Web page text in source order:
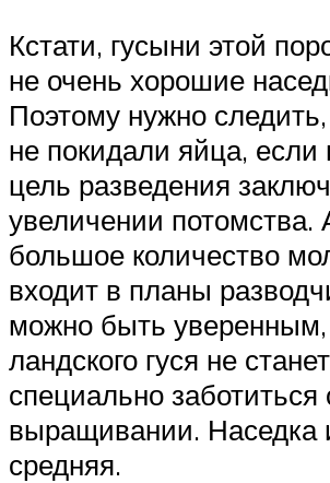
Кстати, гусыни этой
не очень хорошие
Поэтому нужно
не покидали яйца, если
цель разведения
увеличении потомства.
большое количество
входит в планы
можно быть уверенным,
ландского гуся не станет
специально заботиться
выращивании. Наседка
средняя.